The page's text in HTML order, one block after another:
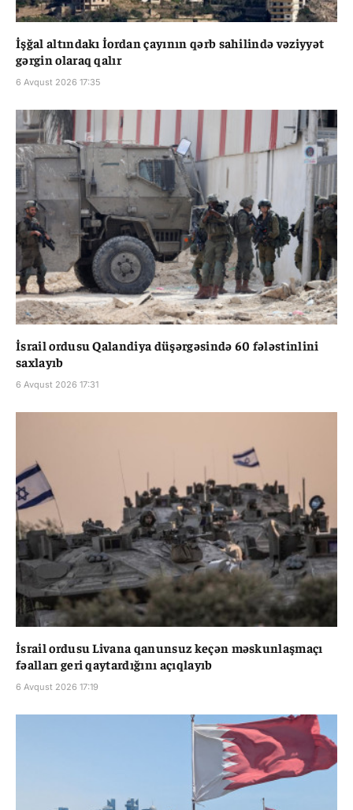
İşğal altındakı İordan çayının qərb sahilində vəziyyət
gərgin olaraq qalır
6 Avqust 2026 17:35
İsrail ordusu Qalandiya düşərgəsində 60 fələstinlini
saxlayıb
6 Avqust 2026 17:31
İsrail ordusu Livana qanunsuz keçən məskunlaşmaçı
fəalları geri qaytardığını açıqlayıb
6 Avqust 2026 17:19